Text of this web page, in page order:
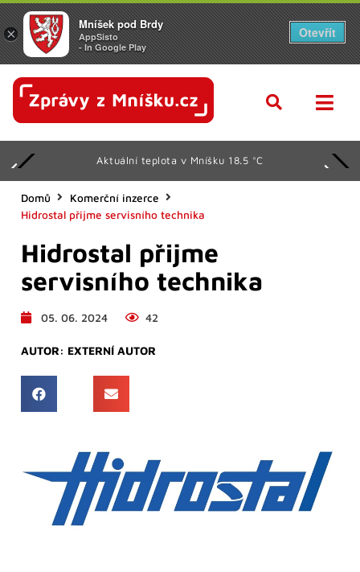
Aktuální teplota v Mníšku 18.5 °C
Domů
Komerční inzerce
Hidrostal přijme servisního technika
Hidrostal přijme
servisního technika
05. 06. 2024 42
AUTOR: EXTERNÍ AUTOR
×
Mníšek pod Brdy
AppSisto
- In Google Play
Otevřít